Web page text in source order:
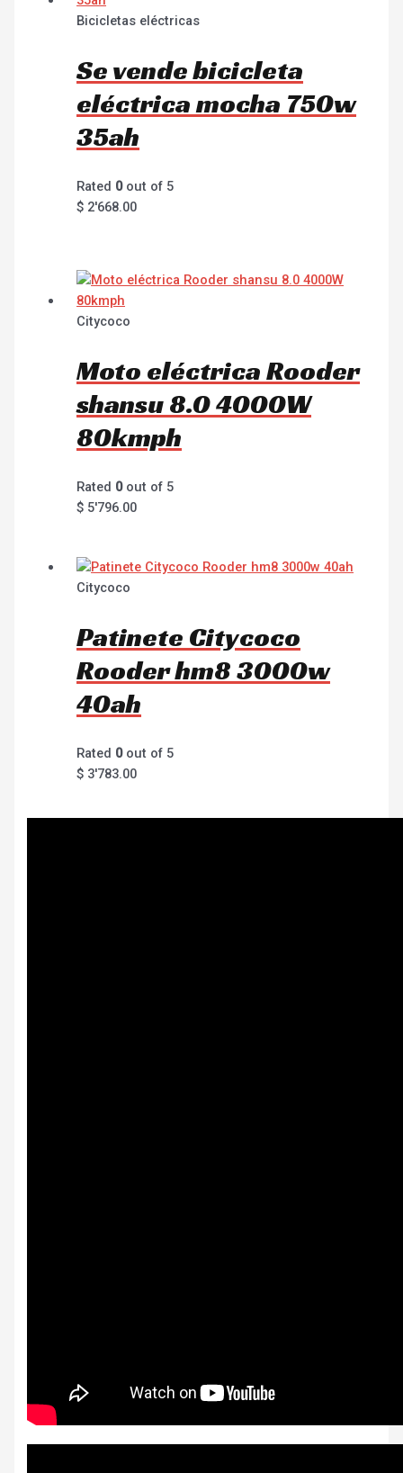
Bicicletas eléctricas
Se vende bicicleta
eléctrica mocha 750w
35ah
Rated 0out of 5
$ 2'668.00
Citycoco
Moto eléctrica Rooder
shansu 8.0 4000W
80kmph
Rated 0out of 5
$ 5'796.00
Citycoco
Patinete Citycoco
Rooder hm8 3000w
40ah
Rated 0out of 5
$ 3'783.00